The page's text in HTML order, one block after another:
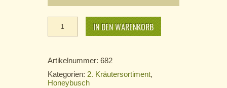
Honeybusch
Heidelbeer
IN DEN WARENKORB
Artikelnummer: 682
Kategorien: 2. Kräutersortiment,
Honeybusch